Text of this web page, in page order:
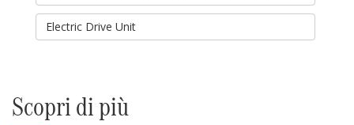
Electric Drive Unit
Scopri di più